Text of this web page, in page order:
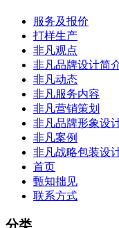
服务及报价
打样生产
非凡观点
非凡品牌设计简
非凡动态
非凡服务内容
非凡营销策划
非凡品牌形象设
非凡案例
非凡战略包装设
首页
甄知拙见
联系方式